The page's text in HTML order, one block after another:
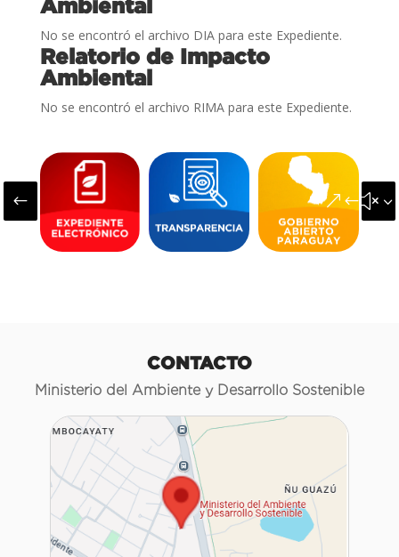
Ambiental
No se encontró el archivo DIA para este Expediente.
Relatorio de Impacto
Ambiental
No se encontró el archivo RIMA para este Expediente.
#
CONTACTO
Ministerio del Ambiente y Desarrollo Sostenible